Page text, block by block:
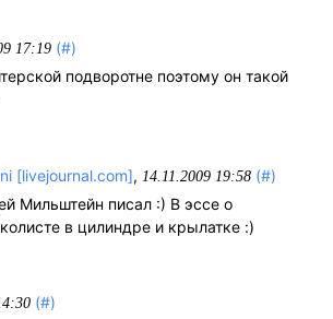
17:19 (#)
подворотне поэтому он такой
[livejournal.com], 14.11.2009 19:58 (#)
Мильштейн писал :) В эссе о
в цилиндре и крылатке :)
(#)